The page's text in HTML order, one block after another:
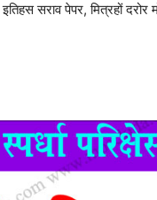
इतिहस सराव पेपर, मित्रहों